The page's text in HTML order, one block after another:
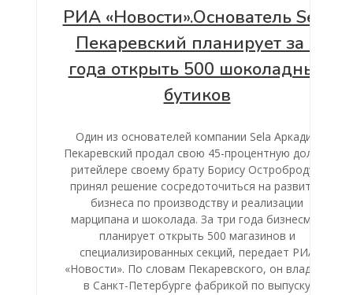
РИА «Новости».Основатель Sela
Пекаревский планирует за 3
года открыть 500 шоколадных
бутиков
Один из основателей компании Sela Аркадий
Пекаревский продал свою 45-процентную долю в
ритейлере своему брату Борису Остроброду и
принял решение сосредоточиться на развитии
бизнеса по производству и реализации
марципана и шоколада. За три года бизнесмен
планирует открыть 500 магазинов и
специализированных секций, передает РИА
«Новости». По словам Пекаревского, он владеет
в Санкт-Петербурге фабрикой по выпуску